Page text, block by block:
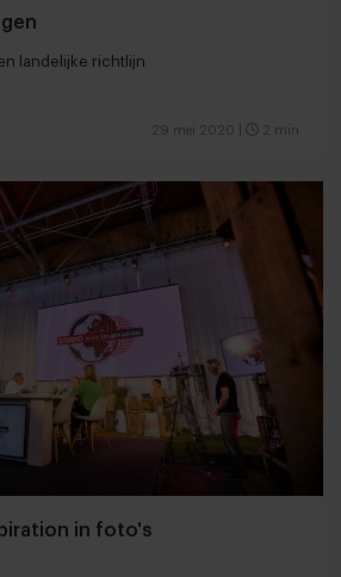
landelijke richtlijn
29 mei 2020 2 min
in foto's